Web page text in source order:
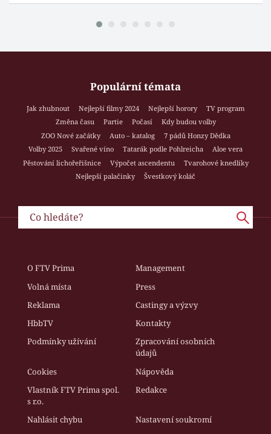
Populární témata
Jak zhubnout Nejlepší filmy 2024 Nejlepší horory
TV program
Změna času
Partie Počasí
Kdy budou volby
ZOO Nové začátky
Auto – katalog
7 pádů Honzy Dědka
Volby 2025
Svařené víno Tatarák podle Pohlreicha
Aloe vera
Pěstování lichořeřišnice
Výpočet ascendentu
Tvarohové knedlíky
Nejlepší palačinky
Švestkový koláč
O FTV Prima
Management
Volná místa
Press
Reklama
Castingy a výzvy
HbbTV
Kontakty
Podmínky užívání
Zpracování osobních
údajů
Cookies
Nápověda
Vlastník FTV Prima spol.
s r.o.
Redakce
Nahlásit chybu Nastavení soukromí